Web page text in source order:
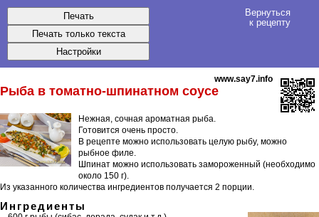
Вернуться
к рецепту
www.say7.info
Рыба в томатно-шпинатном соусе
Нежная, сочная ароматная рыба.
Готовится очень просто.
В рецепте можно использовать целую рыбу, можно
рыбное филе.
Шпинат можно использовать замороженный (необходимо
около 150 г).
Из указанного количества ингредиентов получается 2 порции.
Ингредиенты